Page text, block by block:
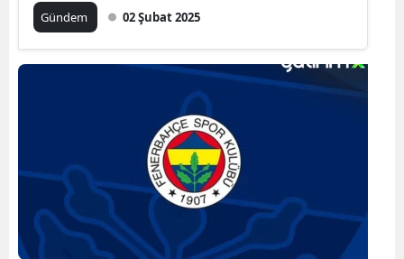
Gündem 02 Şubat 2025